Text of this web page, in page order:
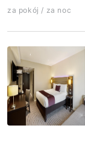
za pokój / za noc